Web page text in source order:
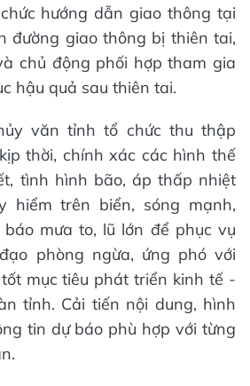
hướng dẫn giao thông tại
đường giao thông bị thiên tai,
chủ động phối hợp tham gia
hậu quả sau thiên tai.
văn tỉnh tổ chức thu thập
thời, chính xác các hình thế
tình hình bão, áp thấp nhiệt
hiểm trên biển, sóng mạnh,
mưa to, lũ lớn để phục vụ
phòng ngừa, ứng phó với
mục tiêu phát triển kinh tế -
tỉnh. Cải tiến nội dung, hình
tin dự báo phù hợp với từng